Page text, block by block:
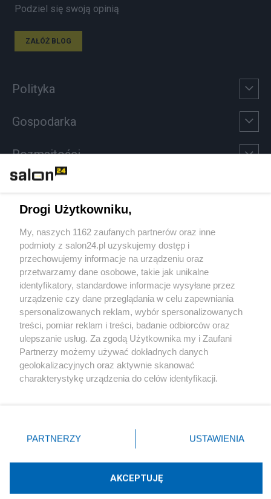
Podziel się swoją opinią
ZAŁÓŻ BLOG
Polityka
Gospodarka
Rozmaitości
Sport
Społeczeństwo
Kultura
X Facebook Instagram Youtube
Technologię dostarcza:W3media.pl
Drogi Użytkowniku,
My, naszych 1162 zaufanych partnerów oraz inne
podmioty z salon24.pl uzyskujemy dostęp i
przechowujemy informacje na urządzeniu oraz
przetwarzamy dane osobowe, takie jak unikalne
identyfikatory, standardowe informacje wysyłane przez
urządzenie czy dane przeglądania w celu zapewniania
spersonalizowanych reklam, wybór spersonalizowanych
treści, pomiar reklam i treści, badanie odbiorców oraz
ulepszanie usług. Za zgodą Użytkownika my i Zaufani
Partnerzy możemy używać dokładnych danych
geolokalizacyjnych oraz aktywnie skanować
charakterystykę urządzenia do celów identyfikacji.
zmienić/wycofać klikając przycisk ustawień prywatności
znajdujący się w lewym dolnym rogu strony
rodzaje przetwarzania danych nie wymagają zgody
użytkownika, ale masz prawo sprzeciwić się takiemu
przetwarzaniu. Preferencje będą miały zastosowania tylko
PARTNERZY USTAWIENIA
AKCEPTUJĘ